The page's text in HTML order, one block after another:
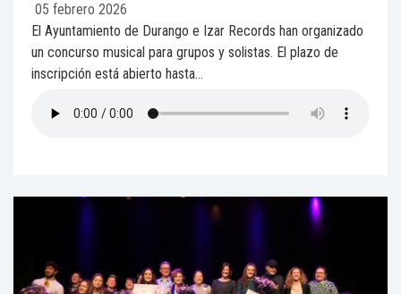
05 febrero 2026
El Ayuntamiento de Durango e Izar Records han organizado
un concurso musical para grupos y solistas. El plazo de
inscripción está abierto hasta...